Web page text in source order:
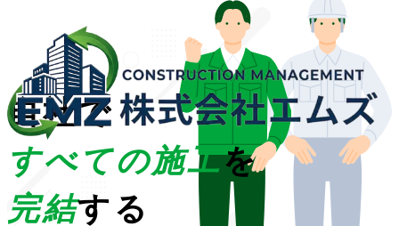
ホーム
エムズの強み
業務内容
よくある質問
施工事例
採用情報
お問い合わせ
自社で
すべての施工を
完結する